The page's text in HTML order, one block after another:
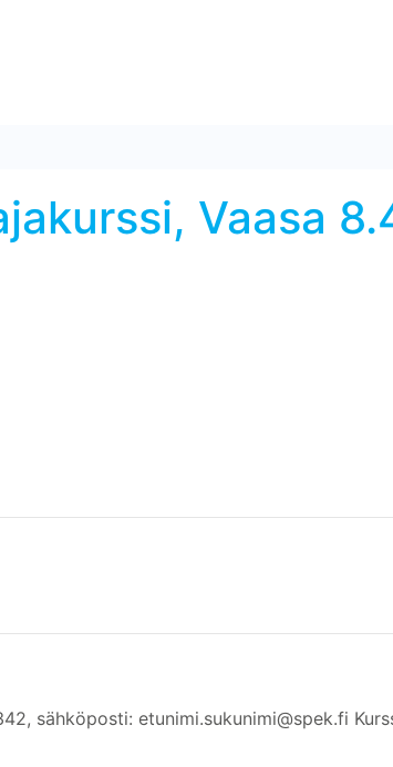
Vaasa
sähköposti: etunimi.sukunimi@spek.fi